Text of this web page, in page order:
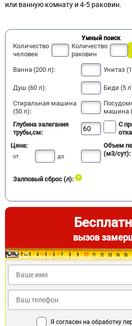
или ванную комнату и 4-5 раковин.
Умный поиск
Количество
человек
Количество
раковин
Ванна (200 л): Унитаз
Душ (60 л): Биде (5
Стиральная машина
(50 л):
машина
Глубина залегания
трубы,см:
С
Цена:
от до
Объем
(м3/сут):
Залповый сброс (л):
вызов
Я согласен на обработку